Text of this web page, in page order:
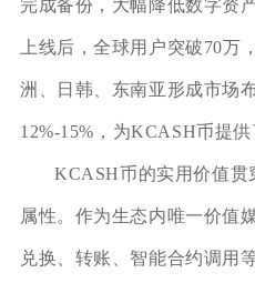
完成备份，大幅降低数字资
上线后，全球用户突破70万
洲、日韩、东南亚形成市场
12%-15%，为KCASH币提供
KCASH币的实用价值贯
属性。作为生态内唯一价值
兑换、转账、智能合约调用